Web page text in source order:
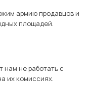
армию продавцов и
площадей.
нам не работать с
их комиссиях.